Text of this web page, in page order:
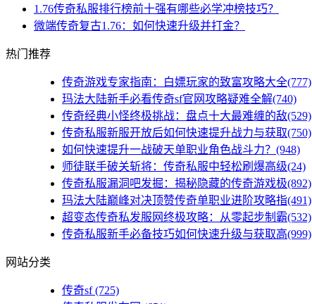
1.76传奇私服排行榜前十强有哪些必学冲榜技巧？
微端传奇复古1.76：如何快速升级并打金？
热门推荐
传奇游戏专家指南：白嫖玩家的致富攻略大全(777)
玛法大陆新手必看传奇sf官网攻略疑难全解(740)
传奇经典小怪终极挑战：盘点十大最难缠的敌(529)
传奇私服新服开放后如何快速提升战力与获取(750)
如何快速提升一战破天单职业角色战斗力？(948)
师徒联手破关斩将：传奇私服中轻松刷爆高级(24)
传奇私服漏洞吧发掘：揭秘隐藏的传奇游戏极(892)
玛法大陆巅峰对决顶赞传奇单职业进阶攻略指(491)
超变态传奇私发服网终极攻略：从零起步制霸(532)
传奇私服新手必备技巧如何快速升级与获取高(999)
网站分类
传奇sf(725)